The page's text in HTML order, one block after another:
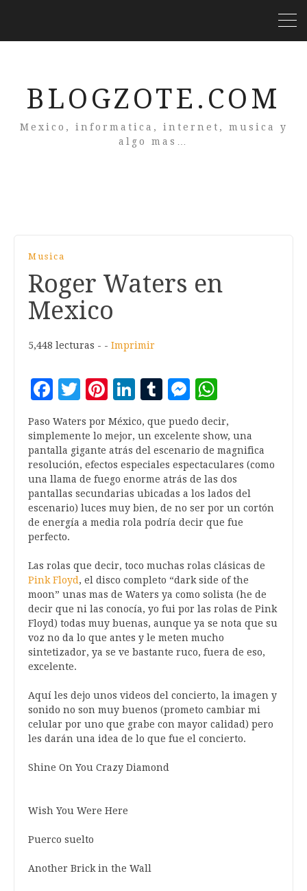
BLOGZOTE.COM
Mexico, informatica, internet, musica y
algo mas…
Musica
Roger Waters en
Mexico
5,448 lecturas - - Imprimir
Facebook
Twitter
Pinterest
LinkedIn
Tumblr
Messenger
Paso Waters por México, que puedo decir,
simplemente lo mejor, un excelente show, una
pantalla gigante atrás del escenario de magnifica
resolución, efectos especiales espectaculares (como
una llama de fuego enorme atrás de las dos
pantallas secundarias ubicadas a los lados del
escenario) luces muy bien, de no ser por un cortón
de energía a media rola podría decir que fue
perfecto.
Las rolas que decir, toco muchas rolas clásicas de
Pink Floyd , el disco completo “dark side of the
moon” unas mas de Waters ya como solista (he de
decir que ni las conocía, yo fui por las rolas de Pink
Floyd) todas muy buenas, aunque ya se nota que su
voz no da lo que antes y le meten mucho
sintetizador, ya se ve bastante ruco, fuera de eso,
excelente.
Aquí les dejo unos videos del concierto, la imagen y
sonido no son muy buenos (prometo cambiar mi
celular por uno que grabe con mayor calidad) pero
les darán una idea de lo que fue el concierto.
Shine On You Crazy Diamond
Wish You Were Here
Puerco suelto
Another Brick in the Wall